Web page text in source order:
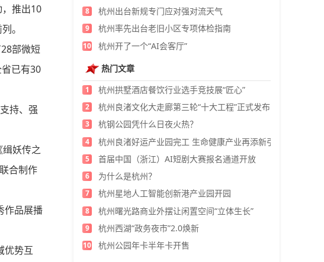
，推出10
。
部微短
已有30
持、强
妖传之
合制作
作品展播
优势互
8 杭州出台新规专门应对强对流天气
9 杭州率先出台老旧小区专项体检指南
10
杭州开了一个“AI会客厅”
热门文章
1 杭州拱墅酒店餐饮行业选手竞技展“匠心”
2 杭州良渚文化大走廊第三轮“十大工程”正式发布
3 杭钢公园凭什么日夜火热？
4 杭州良渚好运产业园完工 生命健康产业再添新引擎
5 首届中国（浙江）AI短剧大赛报名通道开放
6 为什么是杭州？
7 杭州星地人工智能创新港产业园开园
8 杭州曙光路商业外摆让闲置空间“立体生长”
9 杭州西湖“政务夜市”2.0焕新
10 杭州公园年卡半年卡开售